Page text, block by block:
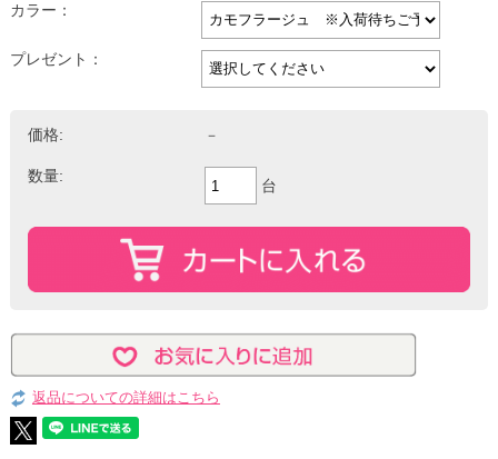
カラー：
プレゼント：
価格: －
数量:
台
返品についての詳細はこちら